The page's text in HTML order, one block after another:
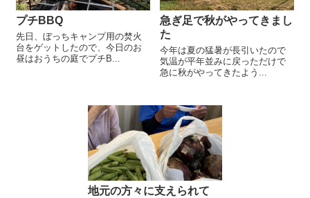
プチBBQ
先日、ぼっちキャンプ用の焚火
台をゲットしたので、今日のお
昼はおうちの庭でプチB...
急ぎ足で秋がやってきまし
た
今年は夏の猛暑が長引いたので
気温が平年並みに戻っただけで
急に秋がやってきたよう...
地元の方々に支えられて